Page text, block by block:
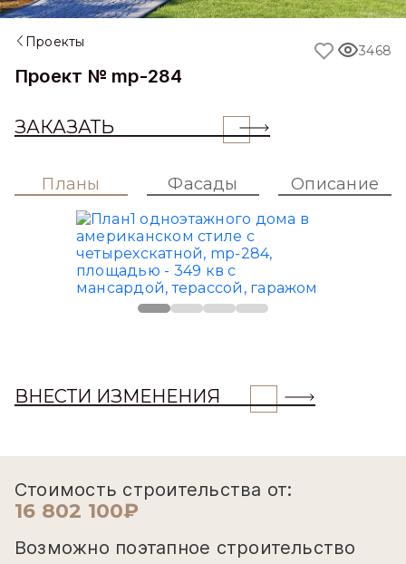
Проекты
Проект № mp-284
ЗАКАЗАТЬ
3468
Планы Фасады Описание
ВНЕСТИ ИЗМЕНЕНИЯ
Стоимость строительства от:
16 802 100₽
Возможно поэтапное строительство